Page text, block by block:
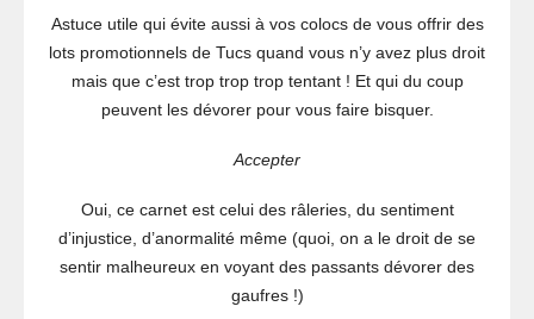
Astuce utile qui évite aussi à vos colocs de vous offrir des
lots promotionnels de Tucs quand vous n’y avez plus droit
mais que c’est trop trop trop tentant ! Et qui du coup
peuvent les dévorer pour vous faire bisquer.
Accepter
Oui, ce carnet est celui des râleries, du sentiment
d’injustice, d’anormalité même (quoi, on a le droit de se
sentir malheureux en voyant des passants dévorer des
gaufres !)